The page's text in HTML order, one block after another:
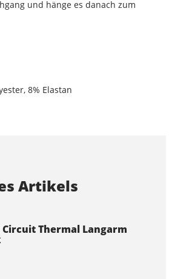
und hänge es danach zum
8% Elastan
Artikels
Thermal Langarm